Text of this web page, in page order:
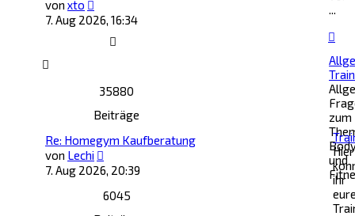
...
von xto
Beitrag
7. Aug 2026, 16:34
zum
und
35880
Beiträge
Re: Homegym Kaufberatung
von Lechi
Beitrag
7. Aug 2026, 20:39
Hier
ihr
6045